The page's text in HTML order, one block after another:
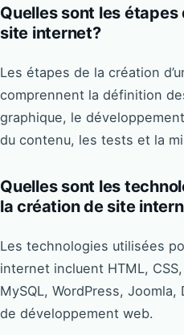
Quelles sont les étapes
site internet?
Les étapes de la création
comprennent la définition
graphique, le
du contenu, les tests et la
Quelles sont les
la création de site
Les technologies utilisées
internet incluent HTML,
MySQL, WordPress, Joomla,
de développement web.